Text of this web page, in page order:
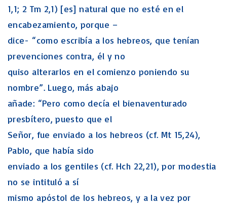
1,1; 2 Tm 2,1) [es] natural que no esté en el
encabezamiento, porque –
dice- “como escribía a los hebreos, que tenían
prevenciones contra, él y no
quiso alterarlos en el comienzo poniendo su
nombre”. Luego, más abajo
añade: “Pero como decía el bienaventurado
presbítero, puesto que el
Señor, fue enviado a los hebreos (cf. Mt 15,24),
Pablo, que había sido
enviado a los gentiles (cf. Hch 22,21), por modestia
no se intituló a sí
mismo apóstol de los hebreos, y a la vez por